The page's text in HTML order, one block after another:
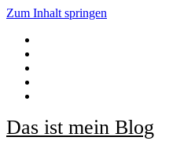
Zum Inhalt springen
Das ist mein Blog